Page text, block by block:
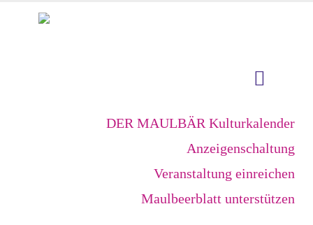
DER MAULBÄR Kulturkalender
Anzeigenschaltung
Veranstaltung einreichen
Maulbeerblatt unterstützen